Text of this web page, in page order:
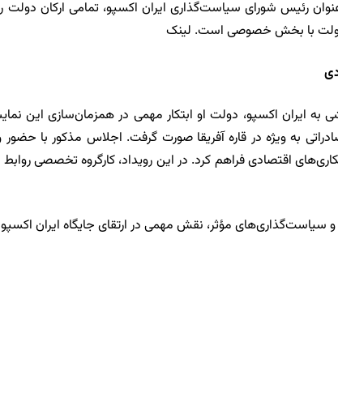
رئیس شورای سیاست‌گذاری ایران اکسپو، تمامی ارکان
دولت با بخش خصوصی است. لینک
ایران اکسپو، دولت او ابتکار مهمی در همزمان‌سازی این
اقتصادی فراهم کرد. در این رویداد، کارگروه تخصصی
مؤثر، نقش مهمی در ارتقای جایگاه ایران اکسپو